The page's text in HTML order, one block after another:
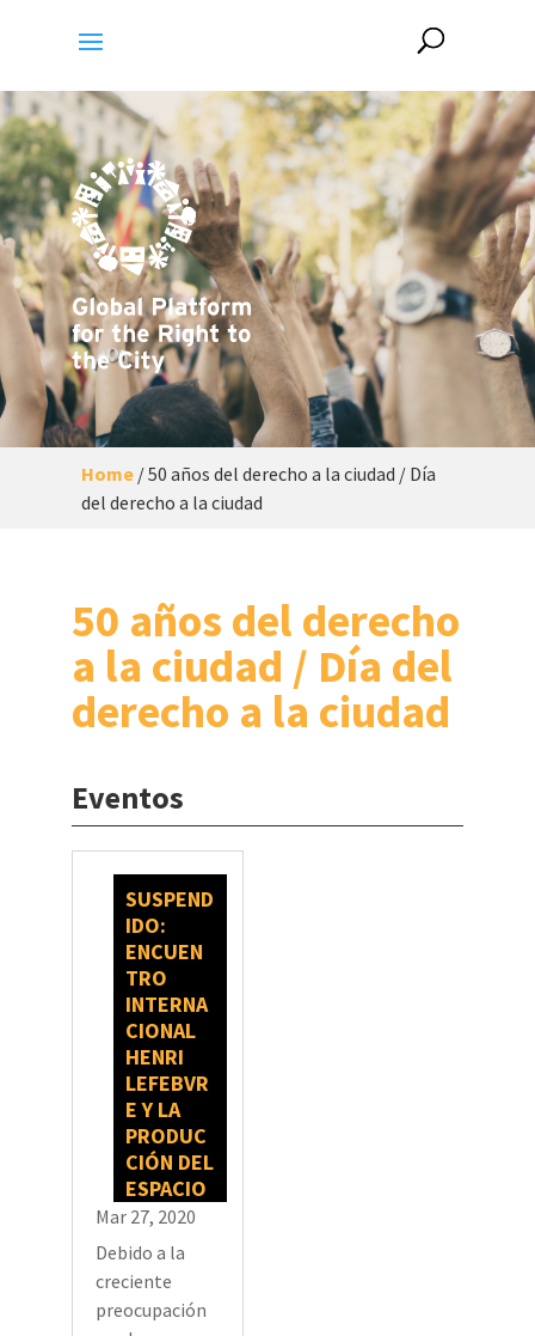
Home/50 años del derecho a la ciudad / Día
del derecho a la ciudad
50 años del derecho
a la ciudad / Día del
derecho a la ciudad
Eventos
SUSPEND
IDO:
ENCUEN
TRO
INTERNA
CIONAL
HENRI
LEFEBVR
E Y LA
PRODUC
CIÓN DEL
ESPACIO
Mar 27, 2020
Debido a la
creciente
preocupación